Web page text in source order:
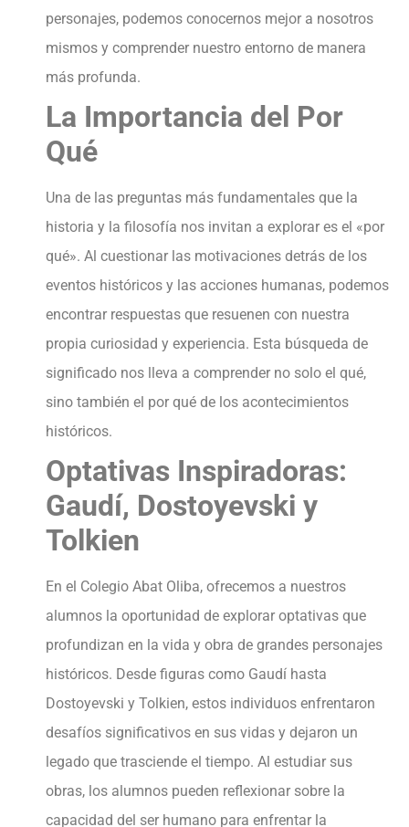
personajes, podemos conocernos mejor a nosotros
mismos y comprender nuestro entorno de manera
más profunda.
La Importancia del Por
Qué
Una de las preguntas más fundamentales que la
historia y la filosofía nos invitan a explorar es el «por
qué». Al cuestionar las motivaciones detrás de los
eventos históricos y las acciones humanas, podemos
encontrar respuestas que resuenen con nuestra
propia curiosidad y experiencia. Esta búsqueda de
significado nos lleva a comprender no solo el qué,
sino también el por qué de los acontecimientos
históricos.
Optativas Inspiradoras:
Gaudí, Dostoyevski y
Tolkien
En el Colegio Abat Oliba, ofrecemos a nuestros
alumnos la oportunidad de explorar optativas que
profundizan en la vida y obra de grandes personajes
históricos. Desde figuras como Gaudí hasta
Dostoyevski y Tolkien, estos individuos enfrentaron
desafíos significativos en sus vidas y dejaron un
legado que trasciende el tiempo. Al estudiar sus
obras, los alumnos pueden reflexionar sobre la
capacidad del ser humano para enfrentar la